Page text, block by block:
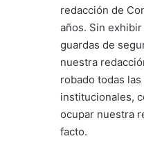
redacción de
años. Sin
guardas de
nuestra
robado todas
institucionales,
ocupar nuestra
facto.